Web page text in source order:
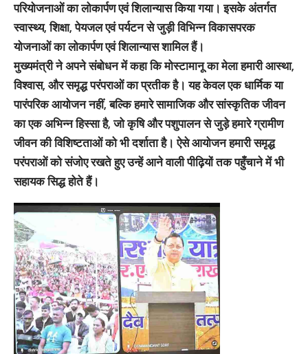
परियोजनाओं का लोकार्पण एवं शिलान्यास किया गया। इसके अंतर्गत
स्वास्थ्य, शिक्षा, पेयजल एवं पर्यटन से जुड़ी विभिन्न विकासपरक
योजनाओं का लोकार्पण एवं शिलान्यास शामिल हैं।
मुख्यमंत्री ने अपने संबोधन में कहा कि मोस्टामानू का मेला हमारी आस्था,
विश्वास, और समृद्ध परंपराओं का प्रतीक है। यह केवल एक धार्मिक या
पारंपरिक आयोजन नहीं, बल्कि हमारे सामाजिक और सांस्कृतिक जीवन
का एक अभिन्न हिस्सा है, जो कृषि और पशुपालन से जुड़े हमारे ग्रामीण
जीवन की विशिष्टताओं को भी दर्शाता है। ऐसे आयोजन हमारी समृद्ध
परंपराओं को संजोए रखते हुए उन्हें आने वाली पीढ़ियों तक पहुँचाने में भी
सहायक सिद्ध होते हैं।